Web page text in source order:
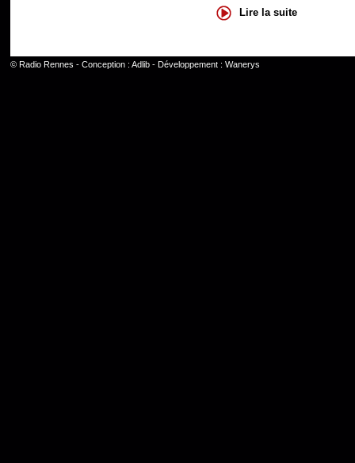
Lire la suite
© Radio Rennes - Conception : Adlib- Développement : Wanerys